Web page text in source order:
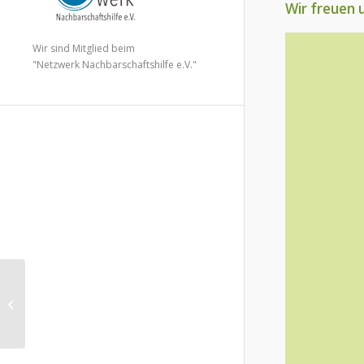
Wir sind Mitglied beim
"Netzwerk Nachbarschaftshilfe e.V."
Wir freuen